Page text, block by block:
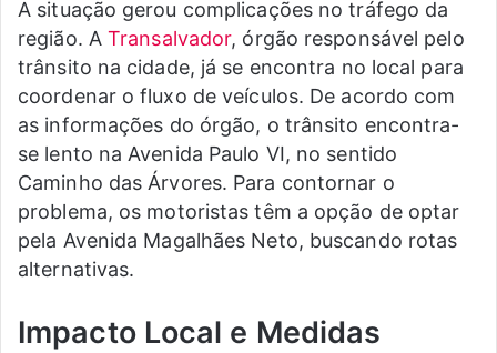
A situação gerou complicações no tráfego da
região. A Transalvador, órgão responsável pelo
trânsito na cidade, já se encontra no local para
coordenar o fluxo de veículos. De acordo com
as informações do órgão, o trânsito encontra-
se lento na Avenida Paulo VI, no sentido
Caminho das Árvores. Para contornar o
problema, os motoristas têm a opção de optar
pela Avenida Magalhães Neto, buscando rotas
alternativas.
Impacto Local e Medidas